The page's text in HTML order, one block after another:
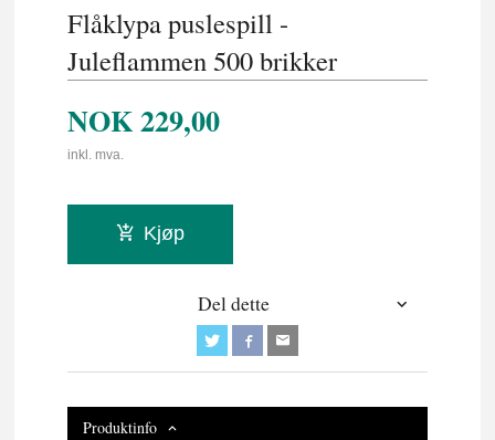
Flåklypa puslespill -
Juleflammen 500 brikker
NOK229,00
inkl. mva.
Kjøp
Del dette
Produktinfo